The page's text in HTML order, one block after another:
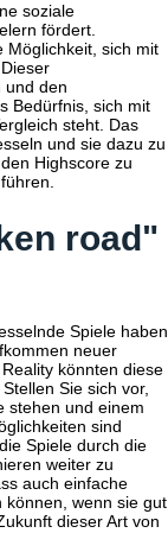
soziale
fördert.
Möglichkeit, sich mit
und den
Bedürfnis, sich mit
steht. Das
und sie dazu zu
Highscore zu
road"
Spiele haben
neuer
könnten diese
Sie sich vor,
stehen und einem
sind
Spiele durch die
weiter zu
auch einfache
können, wenn sie gut
dieser Art von